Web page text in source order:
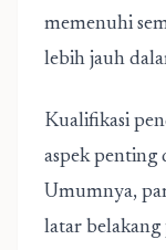
memenuhi
lebih jauh
Kualifikasi
aspek penting
Umumnya,
latar